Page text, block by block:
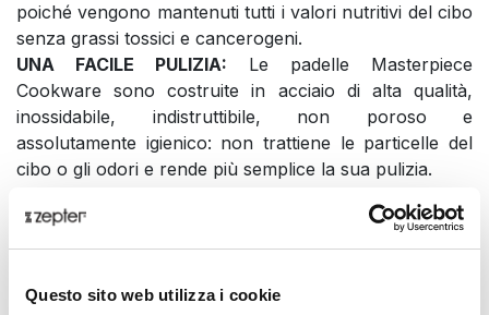
Questo sito web utilizza i cookie
poiché vengono mantenuti tutti i valori nutritivi del cibo
senza grassi tossici e cancerogeni.
UNA FACILE PULIZIA: Le padelle Masterpiece
Cookware sono costruite in acciaio di alta qualità,
inossidabile, indistruttibile, non poroso e
assolutamente igienico: non trattiene le particelle del
cibo o gli odori e rende più semplice la sua pulizia.
Accuthermal è composto da tre strati di metalli
differenti, per poter cucinare sempre a basse
anche quando il calore viene abbassato o addirittura